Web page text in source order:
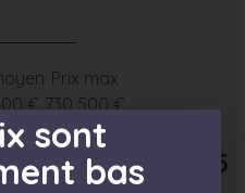
€
Prix max
730 500 €
T5
sont
bas